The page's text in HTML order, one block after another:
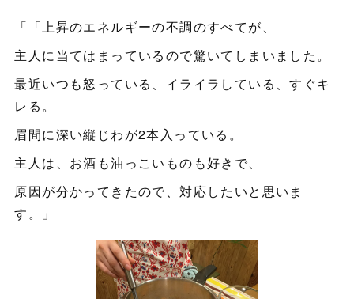
「「上昇のエネルギーの不調のすべてが、
主人に当てはまっているので驚いてしまいました。
最近いつも怒っている、イライラしている、すぐキ
レる。
眉間に深い縦じわが2本入っている。
主人は、お酒も油っこいものも好きで、
原因が分かってきたので、対応したいと思いま
す。」